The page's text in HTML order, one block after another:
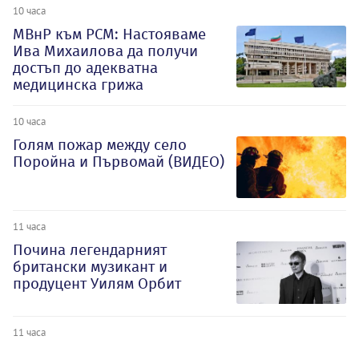
10 часа
МВнР към РСМ: Настояваме
Ива Михаилова да получи
достъп до адекватна
медицинска грижа
10 часа
Голям пожар между село
Поройна и Първомай (ВИДЕО)
11 часа
Почина легендарният
британски музикант и
продуцент Уилям Орбит
11 часа